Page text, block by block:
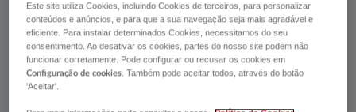
Este site utiliza Cookies, incluindo Cookies de terceiros, para personalizar
conteúdos e anúncios, e para que a sua navegação seja mais agradável e
eficiente. Para instalar determinados Cookies, necessitamos do seu
consentimento. Ao desativar os cookies, partes do nosso site podem não
funcionar corretamente. Pode configurar ou recusar os cookies em
Configuração de cookies . Também pode aceitar todos, através do botão
'Aceitar'.